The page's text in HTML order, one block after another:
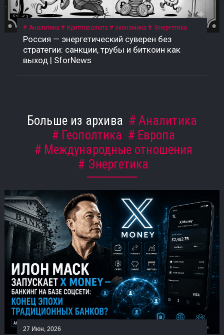
Аналитика Криптовалюта экономика Энергетика
Россия — энергетический суверен без
стратегии: санкции, трубы и биткоин как
выход | SforNews
Больше из архива
Аналитика
Геополтика
Европа
Международные отношения
Энергетика
27 Июн, 2026